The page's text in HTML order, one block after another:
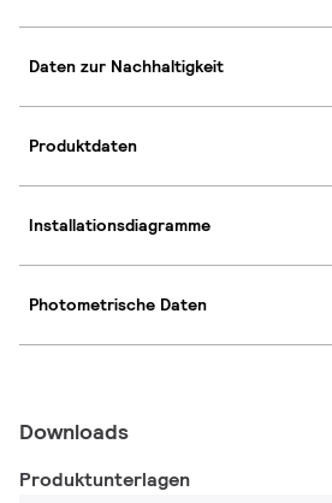
Daten zur Nachhaltigkeit
Produktdaten
Installationsdiagramme
Photometrische Daten
Downloads
Produktunterlagen